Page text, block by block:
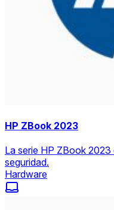
HP ZBook 2023
La serie HP ZBook
seguridad.
Hardware